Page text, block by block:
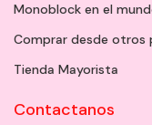
Monoblock en el
Comprar desde otros
Tienda Mayorista
Contactanos